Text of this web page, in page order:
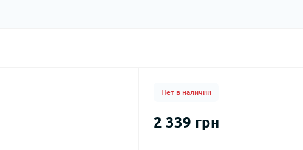
Нет в наличии
2 339 грн